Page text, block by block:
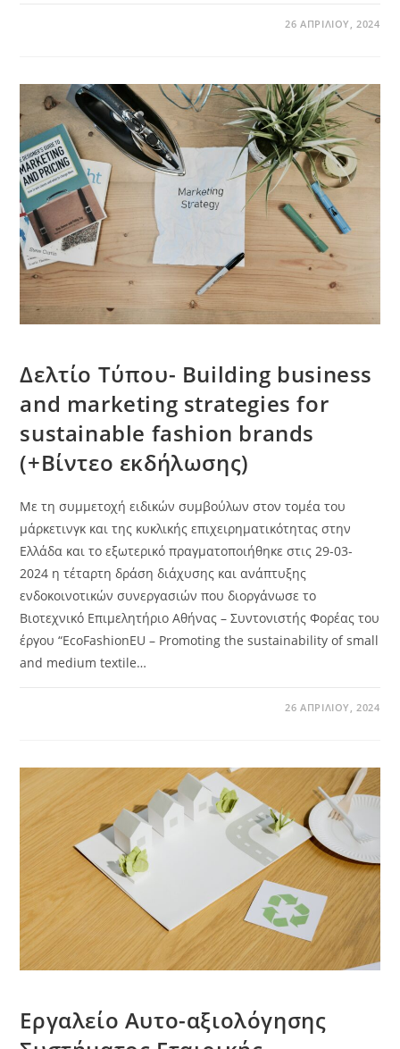
26 ΑΠΡΙΛΊΟΥ, 2024
Δελτίο Τύπου- Building business
and marketing strategies for
sustainable fashion brands
(+Βίντεο εκδήλωσης)
Με τη συμμετοχή ειδικών συμβούλων στον τομέα του
μάρκετινγκ και της κυκλικής επιχειρηματικότητας στην
Ελλάδα και το εξωτερικό πραγματοποιήθηκε στις 29-03-
2024 η τέταρτη δράση διάχυσης και ανάπτυξης
ενδοκοινοτικών συνεργασιών που διοργάνωσε το
Βιοτεχνικό Επιμελητήριο Αθήνας – Συντονιστής Φορέας του
έργου “EcoFashionEU – Promoting the sustainability of small
and medium textile…
26 ΑΠΡΙΛΊΟΥ, 2024
Εργαλείο Αυτο-αξιολόγησης